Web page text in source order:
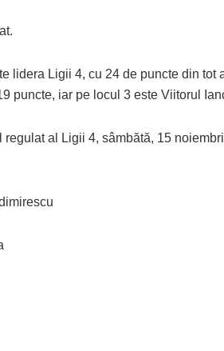
lidera Ligii 4, cu 24 de puncte din tot
puncte, iar pe locul 3 este Viitorul
al Ligii 4, sâmbătă, 15